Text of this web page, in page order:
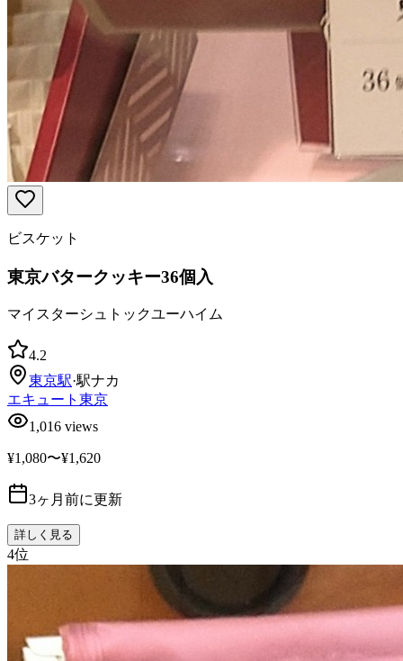
ビスケット
東京バタークッキー36個入
マイスターシュトックユーハイム
4.2
東京駅·駅ナカ
エキュート東京
1,016 views
¥1,080〜¥1,620
3ヶ月前に更新
詳しく見る
4位